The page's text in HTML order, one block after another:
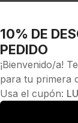
10% DE
PEDIDO
¡Bienvenido/a!
para tu primera
Usa el cupón: